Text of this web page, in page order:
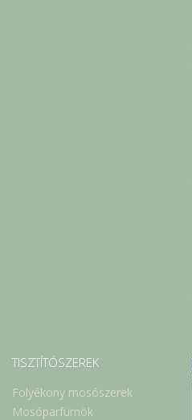
TISZTÍTÓSZEREK
Folyékony mosószerek
Mosóparfümök